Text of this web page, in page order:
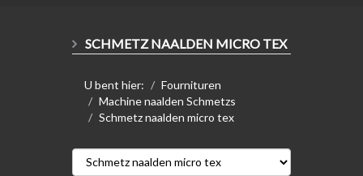
SCHMETZ NAALDEN MICRO TEX
U bent hier:
Fournituren
Machine naalden Schmetzs
Schmetz naalden micro tex